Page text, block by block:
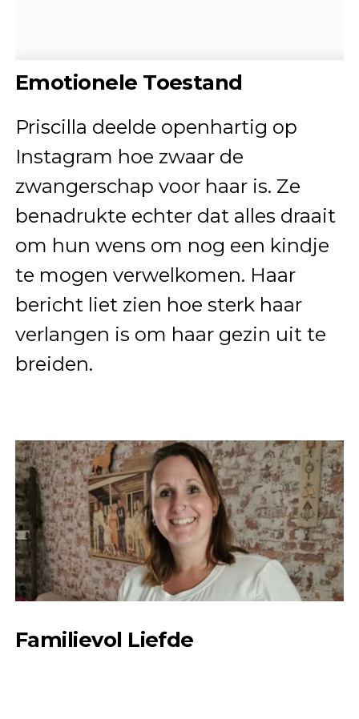
Emotionele Toestand
Priscilla deelde openhartig op
Instagram hoe zwaar de
zwangerschap voor haar is. Ze
benadrukte echter dat alles draait
om hun wens om nog een kindje
te mogen verwelkomen. Haar
bericht liet zien hoe sterk haar
verlangen is om haar gezin uit te
breiden.
Familievol Liefde